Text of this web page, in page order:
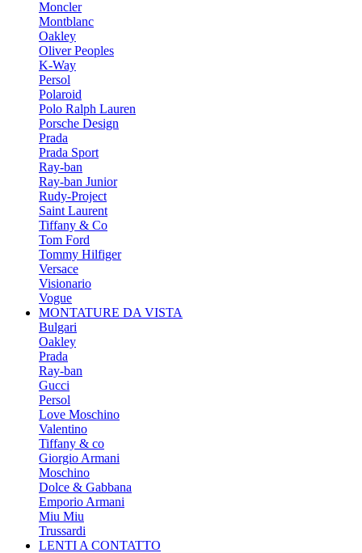
Moncler
Montblanc
Oakley
Oliver Peoples
K-Way
Persol
Polaroid
Polo Ralph Lauren
Porsche Design
Prada
Prada Sport
Ray-ban
Ray-ban Junior
Rudy-Project
Saint Laurent
Tiffany & Co
Tom Ford
Tommy Hilfiger
Versace
Visionario
Vogue
MONTATURE DA VISTA
Bulgari
Oakley
Prada
Ray-ban
Gucci
Persol
Love Moschino
Valentino
Tiffany & co
Giorgio Armani
Moschino
Dolce & Gabbana
Emporio Armani
Miu Miu
Trussardi
LENTI A CONTATTO